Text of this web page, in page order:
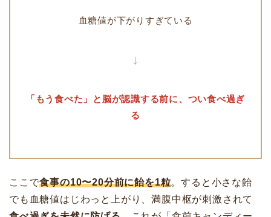
血糖値が下がりすぎている
↓
「もう食べた」と脳が認識する前に、つい食べ過ぎ
る
ここで食事の10〜20分前に飴を1粒。すると小さな飴
でも血糖値はじわっと上がり、満腹中枢が刺激されて